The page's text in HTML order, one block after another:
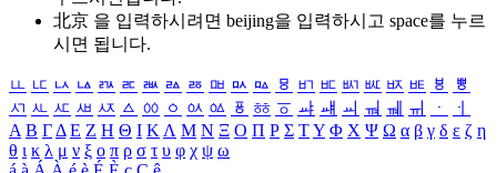
北京 을 입력하시려면 beijing을 입력하시고 space를 누르
시면 됩니다.
ㅥ ㅦ ㅧ ㅨ ㅩ ㅪ ㅫ ㅬ ㅭ ㅮ ㅯ ㅰ ㅱ ㅲ ㅳ ㅴ ㅵ ㅶ ㅷ ㅸ
ㅹ
ㅺ ㅻ ㅼ ㅽ ㅾ ㅿ ㆀ ㆁ ㆂ ㆃ ㆄ ㆅ ㆆ ㆇ ㆈ ㆉ ㆊ ㆋ ㆌ ㆍ
ㆎ
Α Β ΓΔ Ε Ζ Η Θ Ι ΚΛ Μ Ν Ξ Ο Π Ρ Σ ΤΥ Φ Χ Ψ Ω α β γ δ ε ζ η
θ ι κ λ μ ν ξ ο π ρ σ τ υ φ χ ψ ω